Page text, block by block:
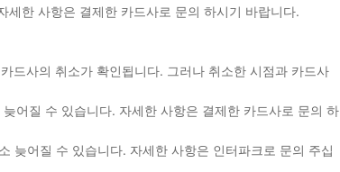
한 사항은 결제한 카드사로 문의 하시기 바랍니다.
드사의 취소가 확인됩니다. 그러나 취소한 시점과 카드사
어질 수 있습니다. 자세한 사항은 결제한 카드사로 문의 하
늦어질 수 있습니다. 자세한 사항은 인터파크로 문의 주십